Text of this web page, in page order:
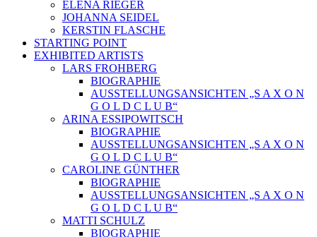
ELENA RIEGER
JOHANNA SEIDEL
KERSTIN FLASCHE
STARTING POINT
EXHIBITED ARTISTS
LARS FROHBERG
BIOGRAPHIE
AUSSTELLUNGSANSICHTEN „S A X O N
G O L D C L U B“
ARINA ESSIPOWITSCH
BIOGRAPHIE
AUSSTELLUNGSANSICHTEN „S A X O N
G O L D C L U B“
CAROLINE GÜNTHER
BIOGRAPHIE
AUSSTELLUNGSANSICHTEN „S A X O N
G O L D C L U B“
MATTI SCHULZ
BIOGRAPHIE